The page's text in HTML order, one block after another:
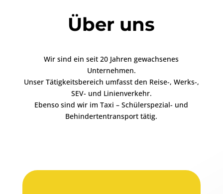
Über uns
Wir sind ein seit 20 Jahren gewachsenes
Unternehmen.
Unser Tätigkeitsbereich umfasst den Reise-, Werks-,
SEV- und Linienverkehr.
Ebenso sind wir im Taxi – Schülerspezial- und
Behindertentransport tätig.